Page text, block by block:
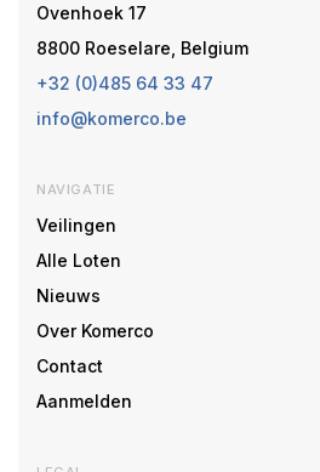
Ovenhoek 17
8800 Roeselare, Belgium
+32 (0)485 64 33 47
info@komerco.be
NAVIGATIE
Veilingen
Alle Loten
Nieuws
Over Komerco
Contact
Aanmelden